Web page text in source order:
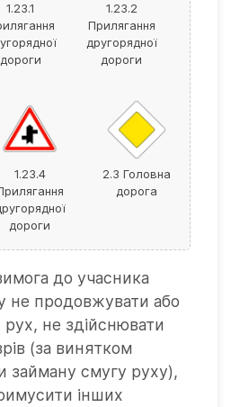
1.23.1
дороги
1.23.2
Прилягання
другорядної
дороги
1.23.4
дороги
2.3 Головна
дорога
до учасника
не продовжувати або
не здійснювати
(за винятком
займану смугу руху),
інших